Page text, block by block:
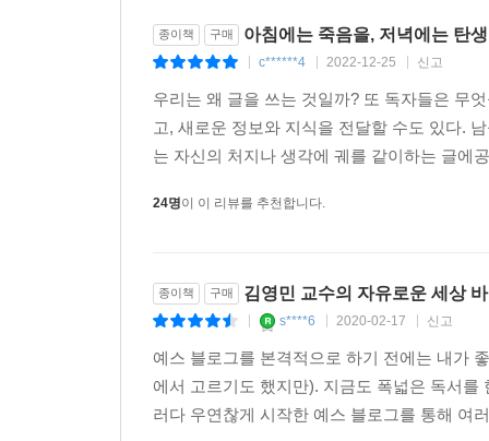
지나갔다. 청춘은 뭐든지 할 수 있는 나이라고, 언
세상 어떤 존재보다 학생들을 아끼는, 사려 깊
이야기한다. 졸업식 축사를 통해 기성세대의 세
남긴다.
누가 오래 살았느냐의 문제는 아닙니다. 제가
소소한 근심: 우리 모두가 불확실성을 삶으로 받아
찰나의 행복보다 소소한 근심을 누리며 살기를
《아침에는 죽음을 생각하는 것이 좋다》에는
경험한 이야기들은 차라투스트라와 전도연 배
독자의 특권이라지만, 되도록 이 책에서 너무 그
종이책 구매 아침에는 죽음을, 저녁에는 탄
c******4 2022-12-25 신고
우리는 왜 글을 쓰는 것일까? 또 독자들은 무
고, 새로운 정보와 지식을 전달할 수도 있다.
는 자신의 처지나 생각에 궤를 같이하는 글에
24명이 이 리뷰를 추천합니다.
종이책 구매 김영민 교수의 자유로운 세상
s****6 2020-02-17 신고
예스 블로그를 본격적으로 하기 전에는 내가
에서 고르기도 했지만). 지금도 폭넓은 독서
러다 우연찮게 시작한 예스 블로그를 통해 여